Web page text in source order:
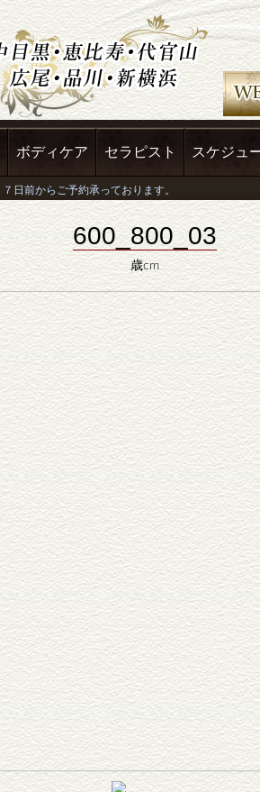
ボディケア セラピスト スケジュ
600_800_03
歳cm